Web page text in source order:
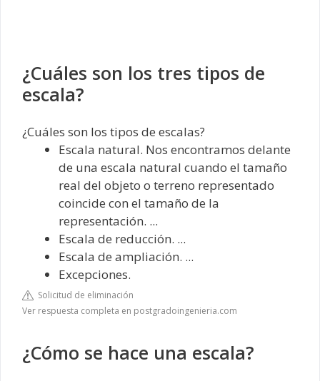
¿Cuáles son los tres tipos de
escala?
¿Cuáles son los tipos de escalas?
Escala natural. Nos encontramos delante
de una escala natural cuando el tamaño
real del objeto o terreno representado
coincide con el tamaño de la
representación. ...
Escala de reducción. ...
Escala de ampliación. ...
Excepciones.
Solicitud de eliminación
Ver respuesta completa en postgradoingenieria.com
¿Cómo se hace una escala?